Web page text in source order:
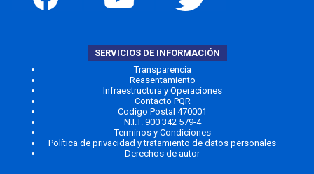
SERVICIOS DE INFORMACIÓN
Transparencia
Reasentamiento
Infraestructura y Operaciones
Contacto PQR
Codigo Postal 470001
N.I.T. 900 342 579-4
Terminos y Condiciones
Política de privacidad y tratamiento de datos personales
Derechos de autor